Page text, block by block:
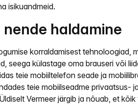
isikuandmeid.
haldamine
korraldamisest tehnoloogiad,
seega külastage oma brauseri või
teie mobiiltelefon seade ja
teie mobiilseadme privaatsus-
Vermeer järgib ja nõuab, et